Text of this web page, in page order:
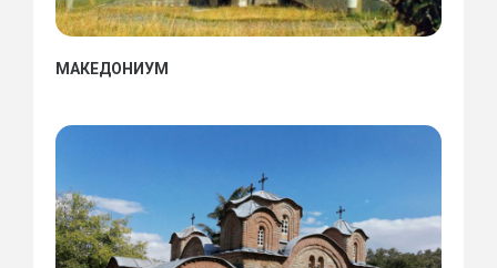
МАКЕДОНИУМ